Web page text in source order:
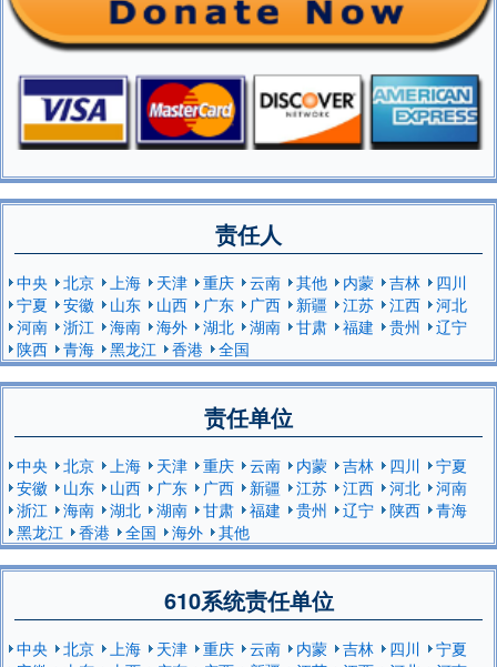
责任人
中央 北京 上海 天津 重庆 云南 其他 内蒙 吉林
四川
宁夏
安徽 山东 山西 广东 广西 新疆 江苏 江西
河北
河南
浙江 海南 海外 湖北 湖南 甘肃 福建 贵州
辽宁
陕西
青海 黑龙江 香港 全国
责任单位
中央 北京 上海 天津 重庆 云南 内蒙 吉林 四川
宁夏
安徽
山东 山西 广东 广西 新疆 江苏 江西 河北
河南
浙江
海南 湖北 湖南 甘肃 福建 贵州 辽宁 陕西
青海
黑龙江
香港 全国 海外 其他
610系统责任单位
中央 北京 上海 天津 重庆 云南 内蒙 吉林 四川
宁夏